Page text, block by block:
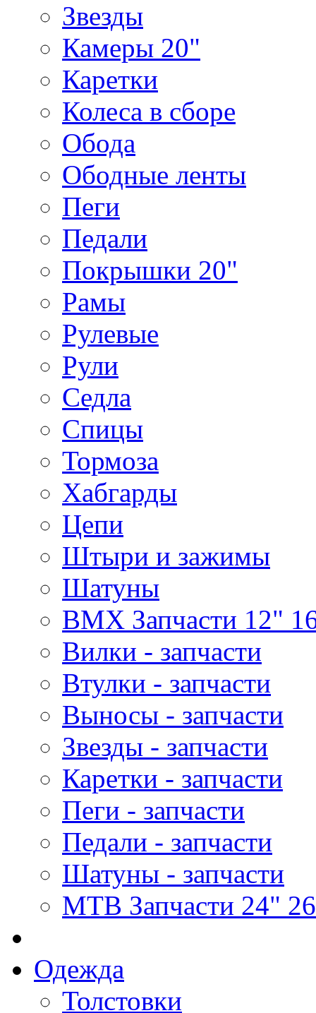
Звезды
Камеры 20"
Каретки
Колеса в сборе
Обода
Ободные ленты
Пеги
Педали
Покрышки 20"
Рамы
Рулевые
Рули
Седла
Спицы
Тормоза
Хабгарды
Цепи
Штыри и зажимы
Шатуны
BMX Запчасти 12"
Вилки - запчасти
Втулки - запчасти
Выносы - запчасти
Звезды - запчасти
Каретки - запчасти
Пеги - запчасти
Педали - запчасти
Шатуны - запчасти
MTB Запчасти 24"
Одежда
Толстовки